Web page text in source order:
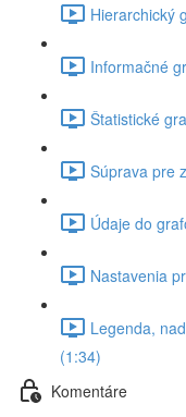
Hierarchický
Informačné
Štatistické
Súprava pre
Údaje do
Nastavenia
Legenda,
(1:34)
Komentáre